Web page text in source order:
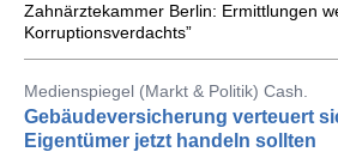
Zahnärztekammer Berlin: Ermittlungen
Korruptionsverdachts”
Medienspiegel (Markt & Politik) Cash.
Gebäudeversicherung verteuert
Eigentümer jetzt handeln sollten